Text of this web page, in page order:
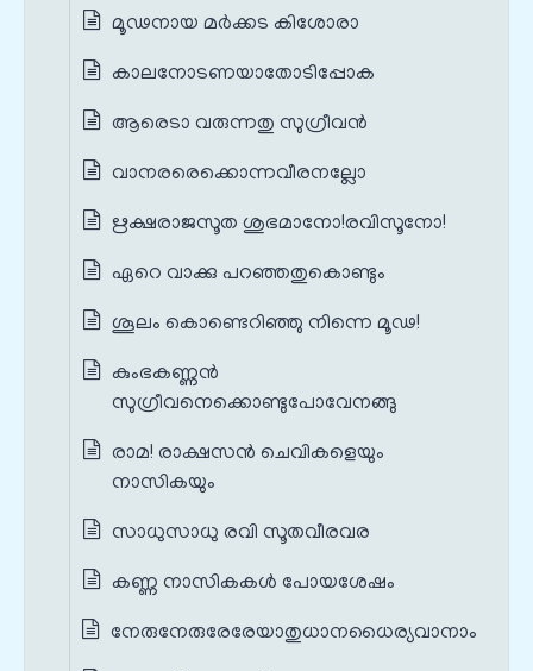
മൂഢനായ മർക്കട കിശോരാ
കാലനോടണയാതോടിപ്പോക
ആരെടാ വരുന്നതു സുഗ്രീവൻ
വാനരരെക്കൊന്നവീരനല്ലോ
ഋക്ഷരാജസൂത ശുഭമാനോ!രവിസൂനോ!
ഏറെ വാക്കു പറഞ്ഞതുകൊണ്ടും
ശൂലം കൊണ്ടെറിഞ്ഞു നിന്നെ മൂഢ!
കുംഭകണ്ണൻ
സുഗ്രീവനെക്കൊണ്ടുപോവേനങ്ങു
രാമ! രാക്ഷസൻ ചെവികളെയും
നാസികയും
സാധുസാധു രവി സൂതവീരവര
കണ്ണ നാസികകൾ പോയശേഷം
നേരുനേരുരേരേയാതുധാനധൈര്യവാനാം